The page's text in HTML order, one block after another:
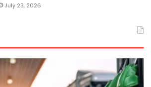
July 23, 2026